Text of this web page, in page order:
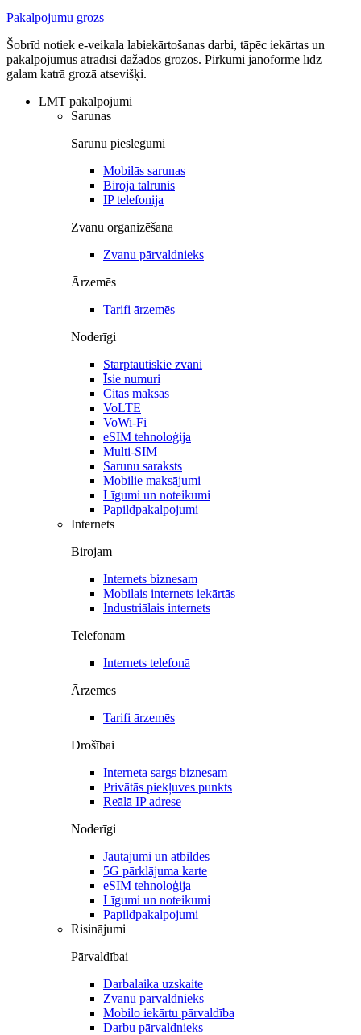
Pakalpojumu grozs
Šobrīd notiek e-veikala labiekārtošanas darbi, tāpēc iekārtas un
pakalpojumus atradīsi dažādos grozos. Pirkumi jānoformē līdz
galam katrā grozā atsevišķi.
LMT pakalpojumi
Sarunas
Sarunu pieslēgumi
Mobilās sarunas
Biroja tālrunis
IP telefonija
Zvanu organizēšana
Zvanu pārvaldnieks
Ārzemēs
Tarifi ārzemēs
Noderīgi
Starptautiskie zvani
Īsie numuri
Citas maksas
VoLTE
VoWi-Fi
eSIM tehnoloģija
Multi-SIM
Sarunu saraksts
Mobilie maksājumi
Līgumi un noteikumi
Papildpakalpojumi
Internets
Birojam
Internets biznesam
Mobilais internets iekārtās
Industriālais internets
Telefonam
Internets telefonā
Ārzemēs
Tarifi ārzemēs
Drošībai
Interneta sargs biznesam
Privātās piekļuves punkts
Reālā IP adrese
Noderīgi
Jautājumi un atbildes
5G pārklājuma karte
eSIM tehnoloģija
Līgumi un noteikumi
Papildpakalpojumi
Risinājumi
Pārvaldībai
Darbalaika uzskaite
Zvanu pārvaldnieks
Mobilo iekārtu pārvaldība
Darbu pārvaldnieks